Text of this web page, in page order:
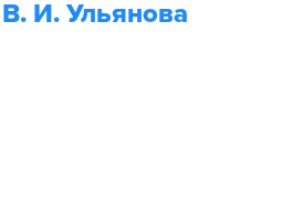
И. Ульянова